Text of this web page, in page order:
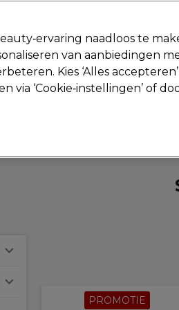
Haar Elektra Beauty
PROMOTIE
naadloos te
van aanbiedingen
Kies ‘Alles
‘Cookie‑instellingen’ of